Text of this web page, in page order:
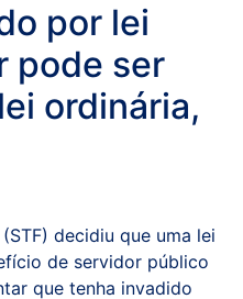
por lei
pode ser
ordinária,
decidiu que uma lei
de servidor público
que tenha invadido